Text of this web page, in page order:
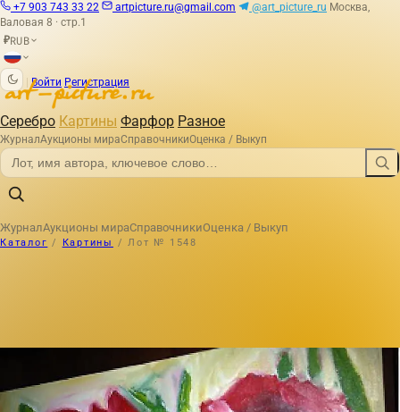
+7 903 743 33 22 artpicture.ru@gmail.com @art_picture_ru Москва,
Валовая 8 · стр.1
₽RUB
Войти Регистрация
Серебро Картины Фарфор Разное
ЖурналАукционы мираСправочникиОценка / Выкуп
ЖурналАукционы мираСправочникиОценка / Выкуп
Каталог / Картины / Лот № 1548